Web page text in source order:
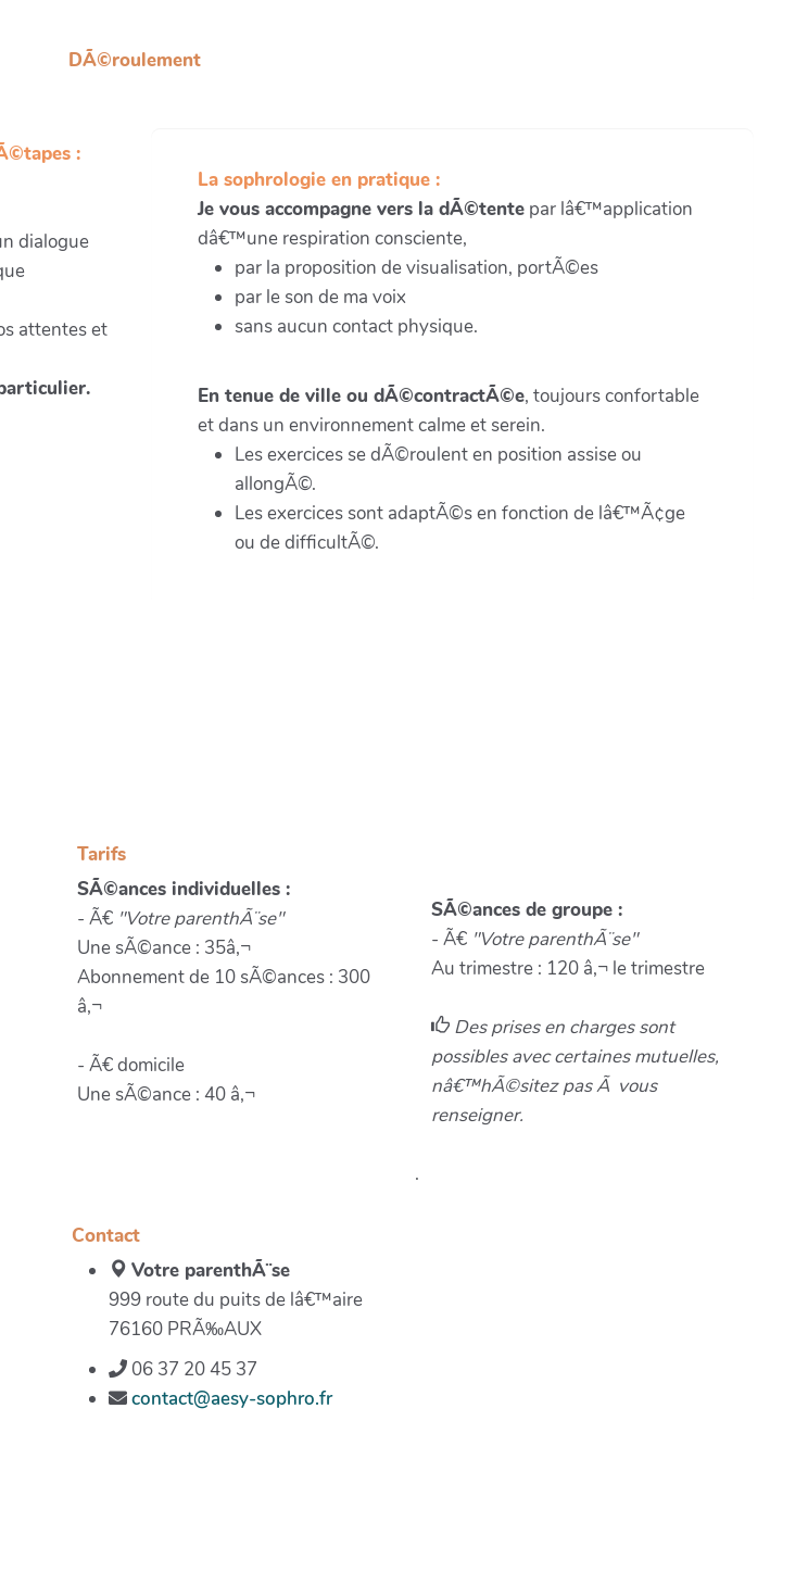
DÃ©roulement
:
dialogue
attentes et
La sophrologie en pratique :
Je vous accompagne vers la dÃ©tentepar lâ€™application
dâ€™une respiration consciente,
par la proposition de visualisation, portÃ©es
par le son de ma voix
sans aucun contact physique.
En tenue de ville ou dÃ©contractÃ©e, toujours confortable
et dans un environnement calme et serein.
Les exercices se dÃ©roulent en position assise ou
allongÃ©.
Les exercices sont adaptÃ©s en fonction de lâ€™Ã¢ge
ou de difficultÃ©.
Tarifs
SÃ©ances individuelles :
- Ã€ "Votre parenthÃ¨se"
Une sÃ©ance : 35â‚¬
Abonnement de 10 sÃ©ances : 300
â‚¬
- Ã€ domicile
Une sÃ©ance : 40 â‚¬
SÃ©ances de groupe :
- Ã€ "Votre parenthÃ¨se"
Au trimestre : 120 â‚¬ le trimestre
Des prises en charges sont
possibles avec certaines mutuelles,
nâ€™hÃ©sitez pas Ã vous
renseigner.
.
Contact
Votre parenthÃ¨se
999 route du puits de lâ€™aire
76160 PRÃ‰AUX
06 37 20 45 37
contact@aesy-sophro.fr